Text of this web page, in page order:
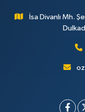
İsa Divanlı Mh.